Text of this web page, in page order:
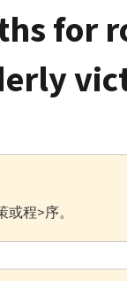
程>序。